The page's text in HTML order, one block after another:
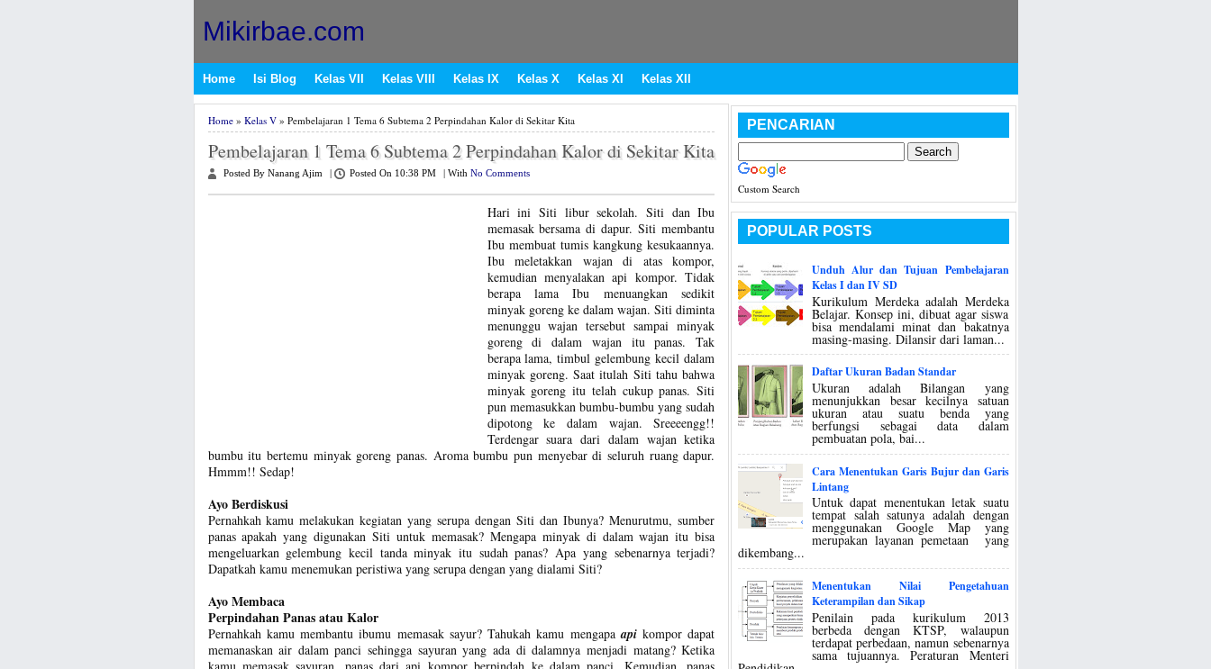
Mikirbae.com
Home Isi Blog Kelas VII Kelas VIII Kelas IX Kelas X Kelas XI Kelas XII
Home» Kelas V» Pembelajaran 1 Tema 6 Subtema 2 Perpindahan Kalor di Sekitar Kita
Pembelajaran 1 Tema 6 Subtema 2 Perpindahan Kalor di Sekitar Kita
Posted By Nanang Ajim Posted On 10:38 PM With No Comments
Hari ini Siti libur sekolah. Siti dan Ibu
memasak bersama di dapur. Siti membantu
Ibu membuat tumis kangkung kesukaannya.
Ibu meletakkan wajan di atas kompor,
kemudian menyalakan api kompor. Tidak
berapa lama Ibu menuangkan sedikit
minyak goreng ke dalam wajan. Siti diminta
menunggu wajan tersebut sampai minyak
goreng di dalam wajan itu panas. Tak
berapa lama, timbul gelembung kecil dalam
minyak goreng. Saat itulah Siti tahu bahwa
minyak goreng itu telah cukup panas. Siti
pun memasukkan bumbu-bumbu yang sudah
dipotong ke dalam wajan. Sreeeengg!!
Terdengar suara dari dalam wajan ketika
bumbu itu bertemu minyak goreng panas. Aroma bumbu pun menyebar di seluruh ruang dapur.
Hmmm!! Sedap!
Ayo Berdiskusi
Pernahkah kamu melakukan kegiatan yang serupa dengan Siti dan Ibunya? Menurutmu, sumber
panas apakah yang digunakan Siti untuk memasak? Mengapa minyak di dalam wajan itu bisa
mengeluarkan gelembung kecil tanda minyak itu sudah panas? Apa yang sebenarnya terjadi?
Dapatkah kamu menemukan peristiwa yang serupa dengan yang dialami Siti?
Ayo Membaca
Perpindahan Panas atau Kalor
Pernahkah kamu membantu ibumu memasak sayur? Tahukah kamu mengapaapikompor dapat
memanaskan air dalam panci sehingga sayuran yang ada di dalamnya menjadi matang? Ketika
PENCARIAN
Custom Search
POPULAR POSTS
Unduh Alur dan Tujuan Pembelajaran
Kelas I dan IV SD
Kurikulum Merdeka adalah Merdeka
Belajar. Konsep ini, dibuat agar siswa
bisa mendalami minat dan bakatnya
masing-masing. Dilansir dari laman...
Daftar Ukuran Badan Standar
Ukuran adalah Bilangan yang
menunjukkan besar kecilnya satuan
ukuran atau suatu benda yang
berfungsi sebagai data dalam
pembuatan pola, bai...
Cara Menentukan Garis Bujur dan Garis
Lintang
Untuk dapat menentukan letak suatu
tempat salah satunya adalah dengan
menggunakan Google Map yang
merupakan layanan pemetaan yang
dikembang...
Menentukan Nilai Pengetahuan
Keterampilan dan Sikap
Penilain pada kurikulum 2013
berbeda dengan KTSP, walaupun
terdapat perbedaan, namun sebenarnya
sama tujuannya. Peraturan Menteri